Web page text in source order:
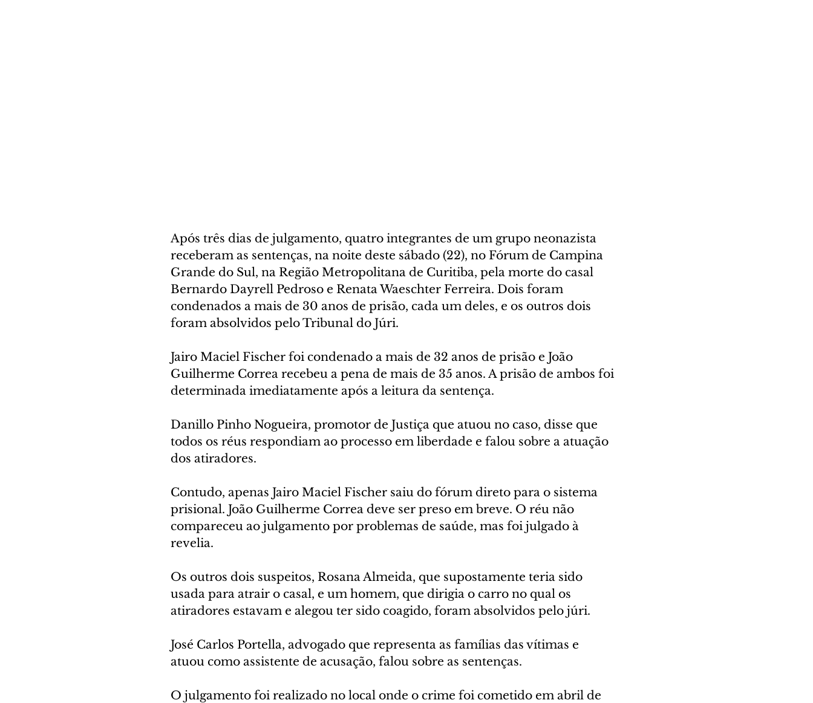
Após três dias de julgamento, quatro integrantes de um grupo neonazista
receberam as sentenças, na noite deste sábado (22), no Fórum de Campina
Grande do Sul, na Região Metropolitana de Curitiba, pela morte do casal
Bernardo Dayrell Pedroso e Renata Waeschter Ferreira. Dois foram
condenados a mais de 30 anos de prisão, cada um deles, e os outros dois
foram absolvidos pelo Tribunal do Júri.
Jairo Maciel Fischer foi condenado a mais de 32 anos de prisão e João
Guilherme Correa recebeu a pena de mais de 35 anos. A prisão de ambos foi
determinada imediatamente após a leitura da sentença.
Danillo Pinho Nogueira, promotor de Justiça que atuou no caso, disse que
todos os réus respondiam ao processo em liberdade e falou sobre a atuação
dos atiradores.
Contudo, apenas Jairo Maciel Fischer saiu do fórum direto para o sistema
prisional. João Guilherme Correa deve ser preso em breve. O réu não
compareceu ao julgamento por problemas de saúde, mas foi julgado à
revelia.
Os outros dois suspeitos, Rosana Almeida, que supostamente teria sido
usada para atrair o casal, e um homem, que dirigia o carro no qual os
atiradores estavam e alegou ter sido coagido, foram absolvidos pelo júri.
José Carlos Portella, advogado que representa as famílias das vítimas e
atuou como assistente de acusação, falou sobre as sentenças.
O julgamento foi realizado no local onde o crime foi cometido em abril de